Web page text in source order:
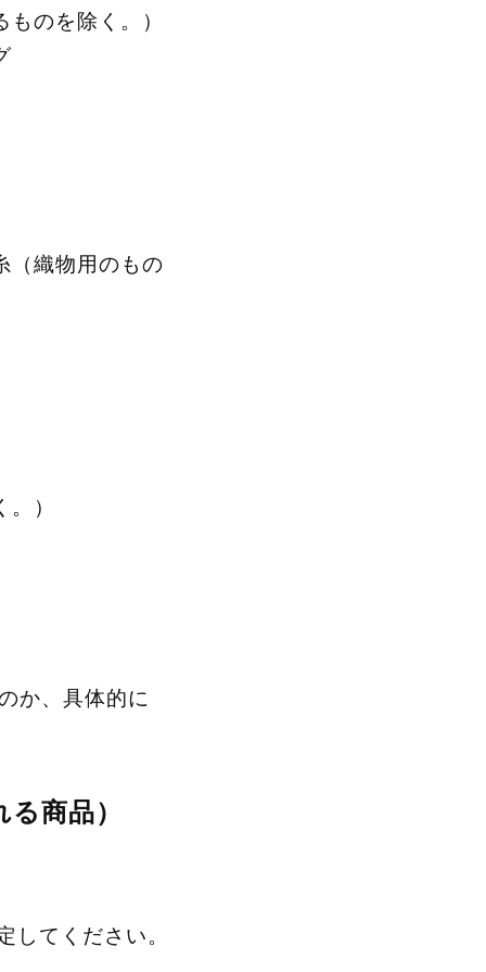
のを除く。）
（織物用のもの
）
か、具体的に
商品）
てください。